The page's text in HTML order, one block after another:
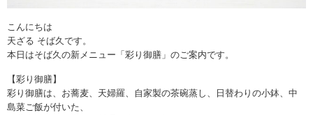
こんにちは
天ざる そば久です。
本日はそば久の新メニュー「彩り御膳」のご案内です。
【彩り御膳】
彩り御膳は、お蕎麦、天婦羅、自家製の茶碗蒸し、日替わりの小鉢、中
島菜ご飯が付いた、